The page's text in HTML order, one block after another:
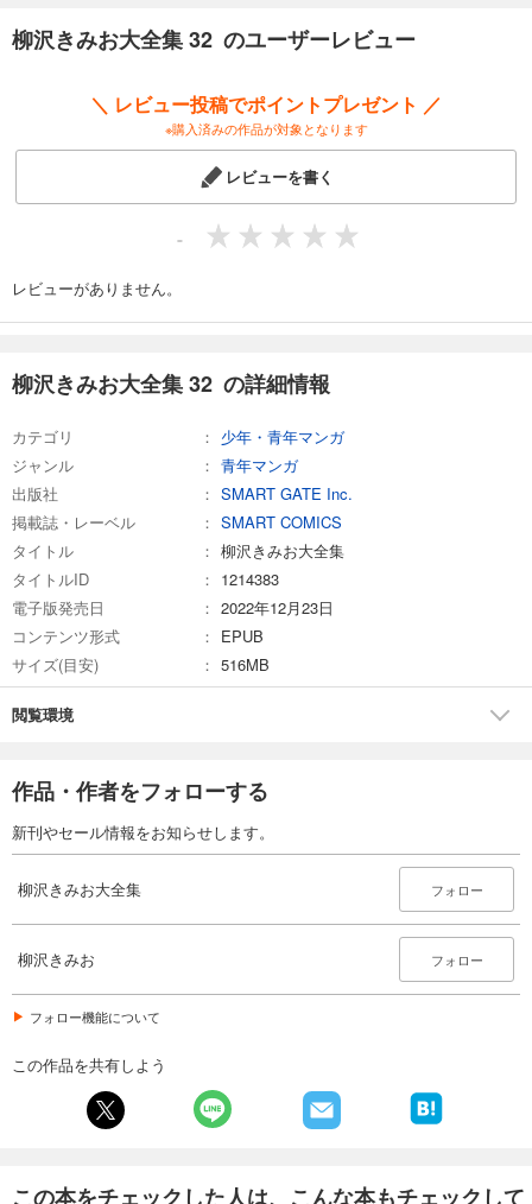
柳沢きみお大全集 32 のユーザーレビュー
＼ レビュー投稿でポイントプレゼント ／
※購入済みの作品が対象となります
レビューを書く
-
レビューがありません。
柳沢きみお大全集 32 の詳細情報
カテゴリ
少年・青年マンガ
ジャンル
青年マンガ
出版社
SMART GATE Inc.
掲載誌・レーベル
SMART COMICS
タイトル
柳沢きみお大全集
タイトルID
1214383
電子版発売日
2022年12月23日
コンテンツ形式
EPUB
サイズ(目安)
516MB
閲覧環境
作品・作者をフォローする
新刊やセール情報をお知らせします。
柳沢きみお大全集 フォロー
柳沢きみお フォロー
フォロー機能について
この作品を共有しよう
この本をチェックした人は、こんな本もチェックして